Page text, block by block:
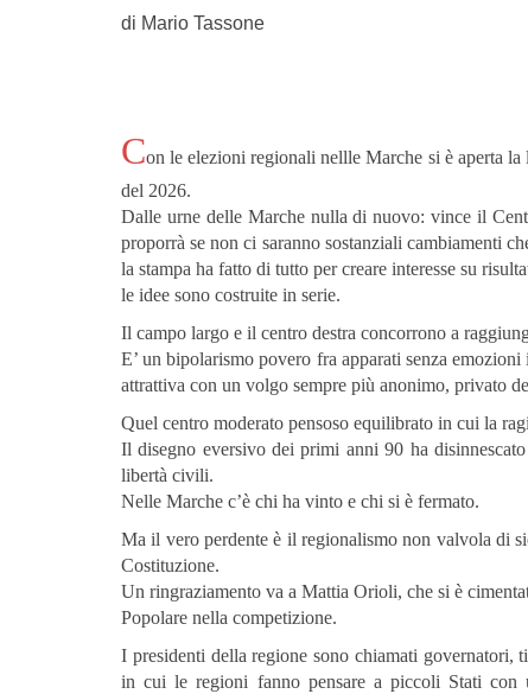
di Mario Tassone
Con le elezioni regionali nellle Marche si è aperta
del 2026.
Dalle urne delle Marche nulla di nuovo: vince il
proporrà se non ci saranno sostanziali cambiamenti
la stampa ha fatto di tutto per creare interesse su
le idee sono costruite in serie.
Il campo largo e il centro destra concorrono a
E’ un bipolarismo povero fra apparati senza
attrattiva con un volgo sempre più anonimo, privato
Quel centro moderato pensoso equilibrato in cui la
Il disegno eversivo dei primi anni 90 ha
libertà civili.
Nelle Marche c’è chi ha vinto e chi si è fermato.
Ma il vero perdente è il regionalismo non valvola di
Costituzione.
Un ringraziamento va a Mattia Orioli, che si è
Popolare nella competizione.
I presidenti della regione sono chiamati governatori,
in cui le regioni fanno pensare a piccoli Stati con